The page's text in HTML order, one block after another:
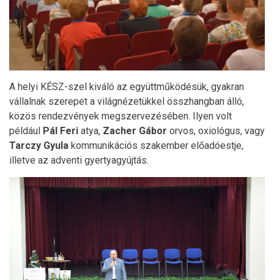
A helyi KÉSZ-szel kiváló az együttműködésük, gyakran
vállalnak szerepet a világnézetükkel összhangban álló,
közös rendezvények megszervezésében. Ilyen volt
például Pál Feri atya, Zacher Gábor orvos, oxiológus, vagy
Tarczy Gyula kommunikációs szakember előadóestje,
illetve az adventi gyertyagyújtás.